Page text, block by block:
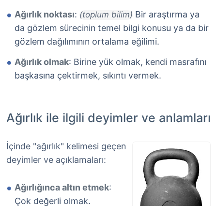
Ağırlık noktası: (toplum bilim) Bir araştırma ya
da gözlem sürecinin temel bilgi konusu ya da bir
gözlem dağılımının ortalama eğilimi.
Ağırlık olmak: Birine yük olmak, kendi masrafını
başkasına çektirmek, sıkıntı vermek.
Ağırlık ile ilgili deyimler ve anlamları
İçinde "ağırlık" kelimesi geçen
deyimler ve açıklamaları:
Ağırlığınca altın etmek:
Çok değerli olmak.